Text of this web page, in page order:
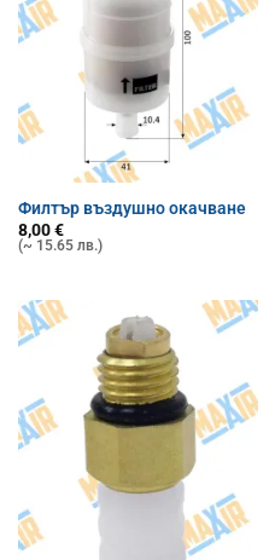
Филтър въздушно окачване
8,00€
(~ 15.65 лв.)